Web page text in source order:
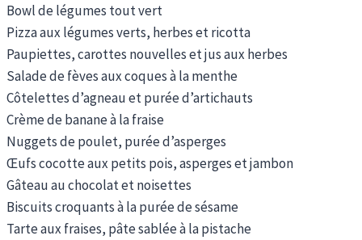
Bowl de légumes tout vert
Pizza aux légumes verts, herbes et ricotta
Paupiettes, carottes nouvelles et jus aux herbes
Salade de fèves aux coques à la menthe
Côtelettes d’agneau et purée d’artichauts
Crème de banane à la fraise
Nuggets de poulet, purée d’asperges
Œufs cocotte aux petits pois, asperges et jambon
Gâteau au chocolat et noisettes
Biscuits croquants à la purée de sésame
Tarte aux fraises, pâte sablée à la pistache